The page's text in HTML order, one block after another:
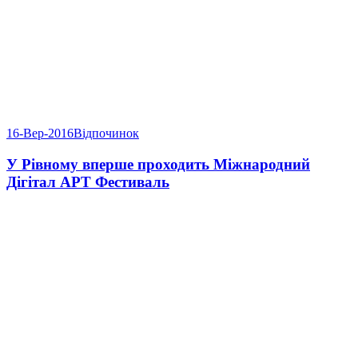
16-Вер-2016Відпочинок
У Рівному вперше проходить Міжнародний
Дігітал АРТ Фестиваль